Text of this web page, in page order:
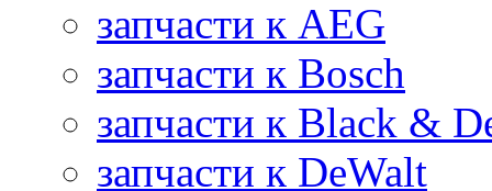
запчасти к AEG
запчасти к Bosch
запчасти к Black &
запчасти к DeWalt